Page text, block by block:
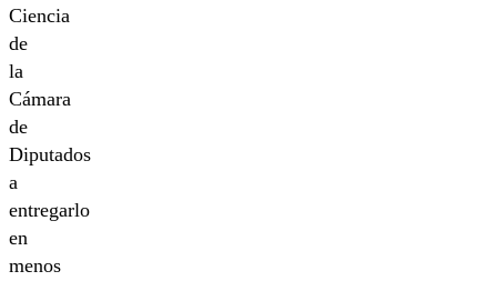
Ciencia
de
la
Cámara
de
Diputados
a
entregarlo
en
menos